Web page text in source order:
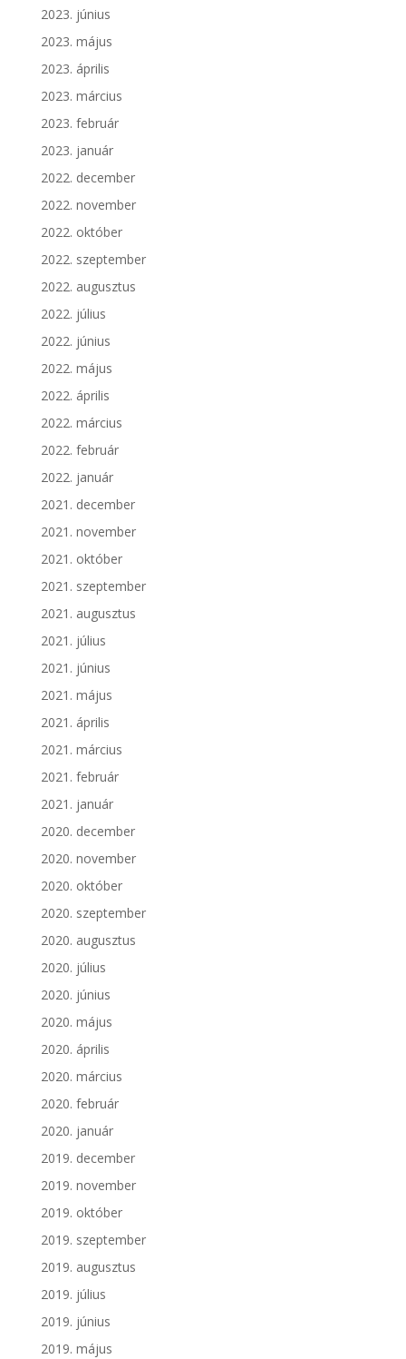
2023. június
2023. május
2023. április
2023. március
2023. február
2023. január
2022. december
2022. november
2022. október
2022. szeptember
2022. augusztus
2022. július
2022. június
2022. május
2022. április
2022. március
2022. február
2022. január
2021. december
2021. november
2021. október
2021. szeptember
2021. augusztus
2021. július
2021. június
2021. május
2021. április
2021. március
2021. február
2021. január
2020. december
2020. november
2020. október
2020. szeptember
2020. augusztus
2020. július
2020. június
2020. május
2020. április
2020. március
2020. február
2020. január
2019. december
2019. november
2019. október
2019. szeptember
2019. augusztus
2019. július
2019. június
2019. május